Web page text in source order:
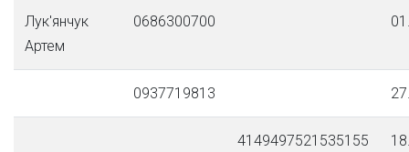
Лук'янчук
Артем
0686300700
0937719813
4149497521535155